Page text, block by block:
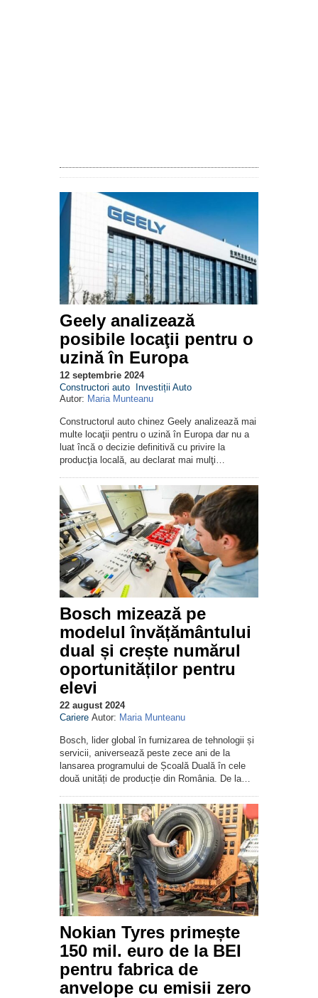
Geely analizează
posibile locaţii pentru o
uzină în Europa
12 septembrie 2024
Constructori auto
Investiții Auto
Autor: Maria Munteanu
Constructorul auto chinez Geely analizează mai
multe locaţii pentru o uzină în Europa dar nu a
luat încă o decizie definitivă cu privire la
producţia locală, au declarat mai mulţi…
Bosch mizează pe
modelul învățământului
dual și crește numărul
oportunităților pentru
elevi
22 august 2024
Cariere Autor: Maria Munteanu
Bosch, lider global în furnizarea de tehnologii și
servicii, aniversează peste zece ani de la
lansarea programului de Școală Duală în cele
două unități de producție din România. De la…
Nokian Tyres primește
150 mil. euro de la BEI
pentru fabrica de
anvelope cu emisii zero